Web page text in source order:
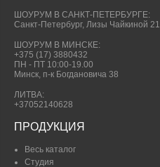
ШОУРУМ В САНКТ-ПЕТЕРБУРГЕ:
Санкт-Петербург, Лизы Чайкиной 21
ШОУРУМ В МИНСКЕ:
+375 (17) 3880432
ПН - ПТ 10:00-19.00
Минск, п-к Богдановича 38
ЛИТВА:
+37052140628
ПРОДУКЦИЯ
Весь каталог
Студия